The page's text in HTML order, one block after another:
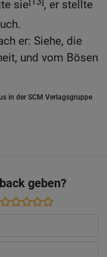
sie
, er stellte
er: Siehe, die
und vom Bösen
in der SCM Verlagsgruppe
geben?